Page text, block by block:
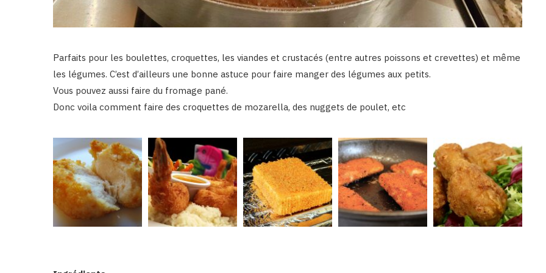
Parfaits pour les boulettes, croquettes, les viandes et crustacés (entre autres poissons et crevettes) et même
les légumes. C’est d’ailleurs une bonne astuce pour faire manger des légumes aux petits.
Vous pouvez aussi faire du fromage pané.
Donc voila comment faire des croquettes de mozarella, des nuggets de poulet, etc